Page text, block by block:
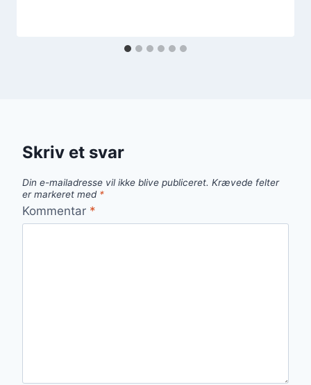
Skriv et svar
Din e-mailadresse vil ikke blive publiceret. Krævede felter
er markeret med *
Kommentar *